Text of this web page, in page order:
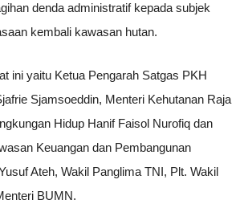
denda administratif kepada subjek
kembali kawasan hutan.
ini yaitu Ketua Pengarah Satgas PKH
Sjamsoeddin, Menteri Kehutanan Raja
Hidup Hanif Faisol Nurofiq dan
Keuangan dan Pembangunan
Ateh, Wakil Panglima TNI, Plt. Wakil
BUMN.